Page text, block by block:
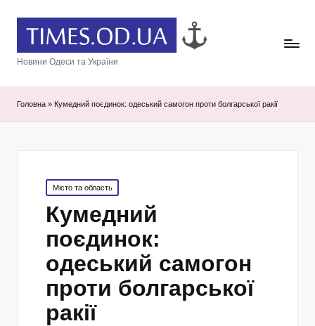
Новини Одеси та України
Головна » Кумедний поєдинок: одеський самогон проти болгарської ракії
Posted
in
Місто та область
Кумедний
поєдинок:
одеський самогон
проти болгарської
ракії